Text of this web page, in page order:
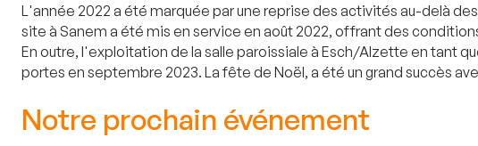
L'année 2022 a été marquée par une reprise des activités au-delà
site à Sanem a été mis en service en août 2022, offrant des
En outre, l'exploitation de la salle paroissiale à Esch/Alzette en tant
portes en septembre 2023. La fête de Noël, a été un grand succès
Notre prochain événement